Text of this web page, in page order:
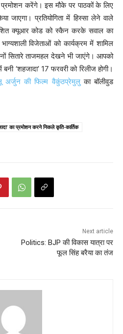
प्रमोशन करेंगे। इस मौके पर पाठकों के लिए
जाएगा। प्रतियोगिता में हिस्सा लेने वाले
क्यूआर कोड को स्कैन करके सवाल का
विजेताओं को कार्यक्रम में शामिल
सितारे ताजमहल देखने भी जाएंगे। आपको
‘शहजादा’ 17 फरवरी को रिलीज होगी।
अर्जुन की फिल्म वैकुंठप्रेमुलुका बॉलीवुड
का प्रमोशन करने निकले कृति-कार्तिक
Next article
Politics: BJP की विकास यात्रा पर
फूल सिंह बरैया का तंज